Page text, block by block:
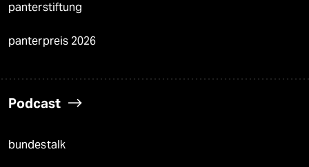
panterstiftung
panterpreis 2026
Podcast
bundestalk